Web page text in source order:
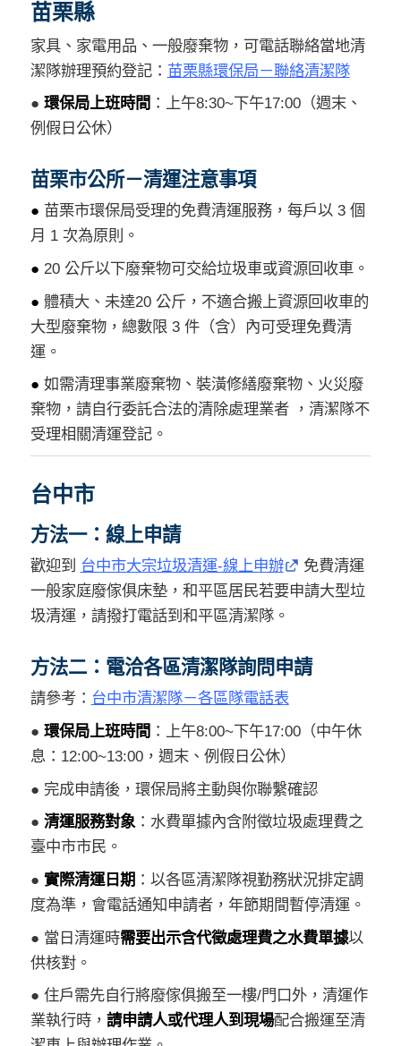
苗栗縣
家具、家電用品、一般廢棄物，可電話聯絡當地清
潔隊辦理預約登記： 苗栗縣環保局－聯絡清潔隊
● 環保局上班時間 ：上午8:30~下午17:00（週末、
例假日公休）
苗栗市公所－清運注意事項
● 苗栗市環保局受理的免費清運服務，每戶以 3 個
月 1 次為原則。
● 20 公斤以下廢棄物可交給垃圾車或資源回收車。
● 體積大、未達20 公斤，不適合搬上資源回收車的
大型廢棄物，總數限 3 件（含）內可受理免費清
運。
● 如需清理事業廢棄物、裝潢修繕廢棄物、火災廢
棄物，請自行委託合法的清除處理業者 ，清潔隊不
受理相關清運登記。
台中市
方法一：線上申請
歡迎到 台中市大宗垃圾清運-線上申辦
免費清運
一般家庭廢傢俱床墊，和平區居民若要申請大型垃
圾清運，請撥打電話到和平區清潔隊。
方法二：電洽各區清潔隊詢問申請
請參考： 台中市清潔隊－各區隊電話表
● 環保局上班時間 ：上午8:00~下午17:00（中午休
息：12:00~13:00，週末、例假日公休）
● 完成申請後，環保局將主動與你聯繫確認
● 清運服務對象 ：水費單據內含附徵垃圾處理費之
臺中市市民。
● 實際清運日期 ：以各區清潔隊視勤務狀況排定調
度為準，會電話通知申請者，年節期間暫停清運。
● 當日清運時需要出示含代徵處理費之水費單據以
供核對。
● 住戶需先自行將廢傢俱搬至一樓/門口外，清運作
業執行時， 請申請人或代理人到現場配合搬運至清